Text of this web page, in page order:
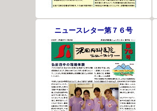
ニュースレター第７６号